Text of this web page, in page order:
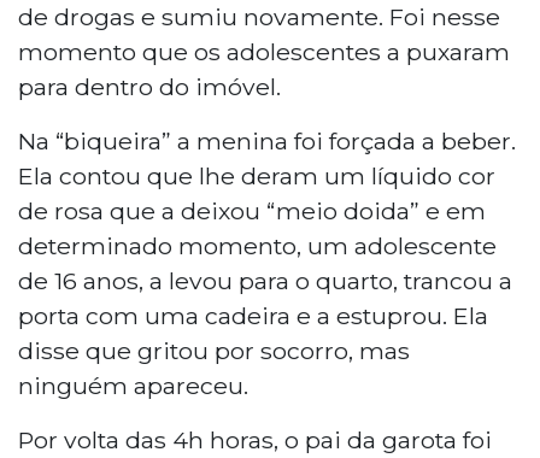
de drogas e sumiu novamente. Foi nesse
momento que os adolescentes a puxaram
para dentro do imóvel.
Na “biqueira” a menina foi forçada a beber.
Ela contou que lhe deram um líquido cor
de rosa que a deixou “meio doida” e em
determinado momento, um adolescente
de 16 anos, a levou para o quarto, trancou a
porta com uma cadeira e a estuprou. Ela
disse que gritou por socorro, mas
ninguém apareceu.
Por volta das 4h horas, o pai da garota foi